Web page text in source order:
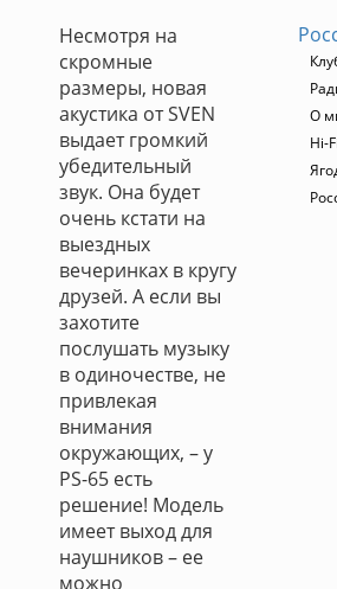
Несмотря на
скромные
размеры, новая
акустика от SVEN
выдает громкий
убедительный
звук. Она будет
очень кстати на
выездных
вечеринках в кругу
друзей. А если вы
захотите
послушать музыку
в одиночестве, не
привлекая
внимания
окружающих, – у
PS-65 есть
решение! Модель
имеет выход для
наушников – ее
можно
О
Hi-